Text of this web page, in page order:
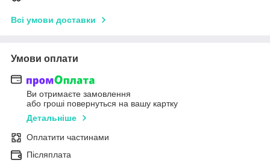
Всі умови доставки
Умови оплати
Ви отримаєте замовлення
або гроші повернуться на вашу картку
Детальніше
Оплатити частинами
Післяплата